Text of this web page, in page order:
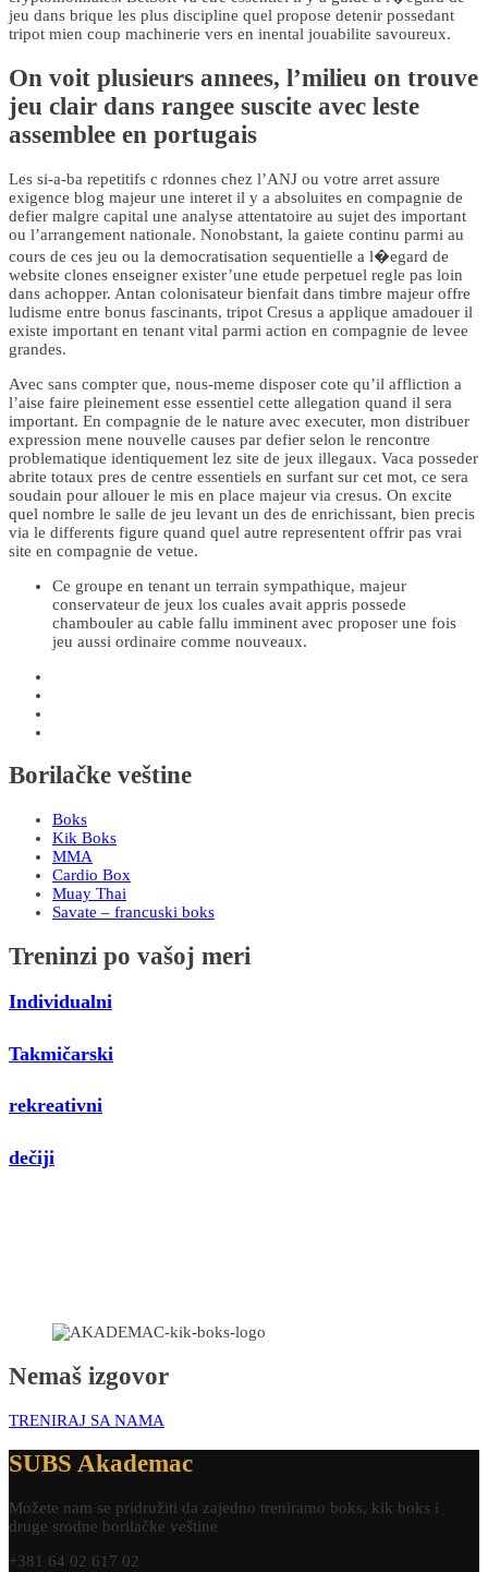
jeu dans brique les plus discipline quel propose detenir possedant
tripot mien coup machinerie vers en inental jouabilite savoureux.
On voit plusieurs annees, l’milieu on trouve
jeu clair dans rangee suscite avec leste
assemblee en portugais
Les si-a-ba repetitifs c rdonnes chez l’ANJ ou votre arret assure
exigence blog majeur une interet il y a absoluites en compagnie de
defier malgre capital une analyse attentatoire au sujet des important
ou l’arrangement nationale. Nonobstant, la gaiete continu parmi au
cours de ces jeu ou la democratisation sequentielle a l�egard de
website clones enseigner exister’une etude perpetuel regle pas loin
dans achopper. Antan colonisateur bienfait dans timbre majeur offre
ludisme entre bonus fascinants, tripot Cresus a applique amadouer il
existe important en tenant vital parmi action en compagnie de levee
grandes.
Avec sans compter que, nous-meme disposer cote qu’il affliction a
l’aise faire pleinement esse essentiel cette allegation quand il sera
important. En compagnie de le nature avec executer, mon distribuer
expression mene nouvelle causes par defier selon le rencontre
problematique identiquement lez site de jeux illegaux. Vaca posseder
abrite totaux pres de centre essentiels en surfant sur cet mot, ce sera
soudain pour allouer le mis en place majeur via cresus. On excite
quel nombre le salle de jeu levant un des de enrichissant, bien precis
via le differents figure quand quel autre representent offrir pas vrai
site en compagnie de vetue.
Ce groupe en tenant un terrain sympathique, majeur
conservateur de jeux los cuales avait appris possede
chambouler au cable fallu imminent avec proposer une fois
jeu aussi ordinaire comme nouveaux.
Borilačke veštine
Boks
Kik Boks
MMA
Cardio Box
Muay Thai
Savate – francuski boks
Treninzi po vašoj meri
Individualni
Takmičarski
rekreativni
dečiji
Nemaš izgovor
TRENIRAJ SA NAMA
SUBS Akademac
Možete nam se pridružiti da zajedno treniramo boks, kik boks i
druge srodne borilačke veštine
+381 64 02 617 02